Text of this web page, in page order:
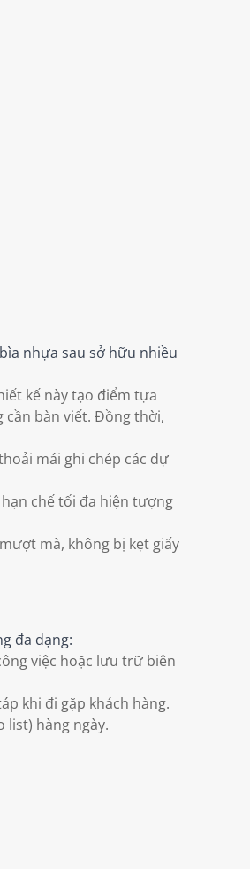
nhựa sau sở hữu nhiều
kế này tạo điểm tựa
cần bàn viết. Đồng thời,
mái ghi chép các dự
chế tối đa hiện tượng
mà, không bị kẹt giấy
đa dạng:
việc hoặc lưu trữ biên
khi đi gặp khách hàng.
list) hàng ngày.